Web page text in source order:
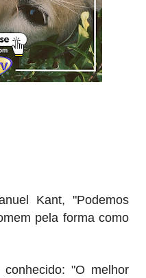
Kant, "Podemos
pela forma como
"O melhor